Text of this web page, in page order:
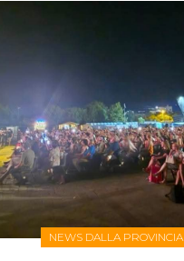
NEWS DALLA PROVINCIA